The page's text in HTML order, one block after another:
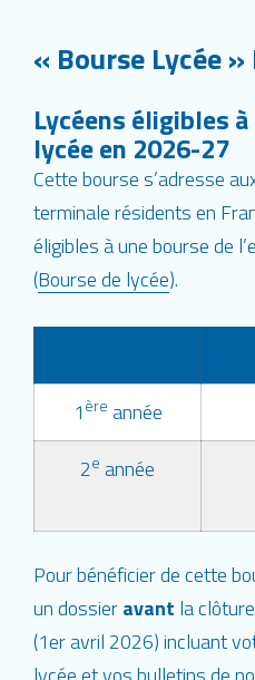
« Bourse Lycée »
Lycéens éligibles
lycée en 2026-27
Cette bourse s’adresse
terminale résidents en
éligibles à une bourse de
(Bourse de lycée).
1 ère année
2e année
Pour bénéficier de cette
un dossieravant la
(1er avril 2026) incluant